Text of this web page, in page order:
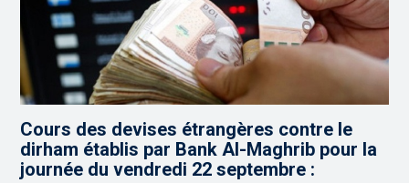
Cours des devises étrangères contre le
dirham établis par Bank Al-Maghrib pour la
journée du vendredi 22 septembre :